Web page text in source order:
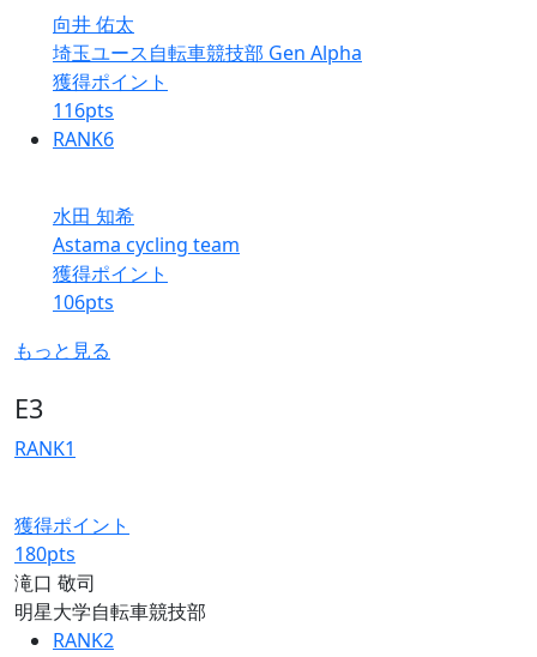
向井 佑太
埼玉ユース自転車競技部 Gen Alpha
獲得ポイント
116pts
RANK6
水田 知希
Astama cycling team
獲得ポイント
106pts
もっと見る
E3
RANK1
獲得ポイント
180pts
滝口 敬司
明星大学自転車競技部
RANK2